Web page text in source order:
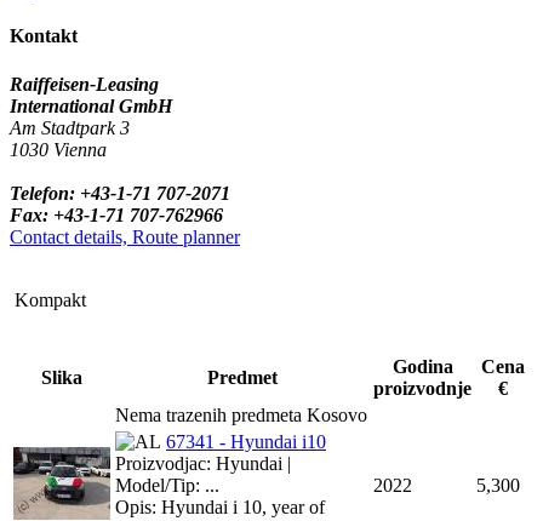
Kontakt
Raiffeisen-Leasing
International GmbH
Am Stadtpark 3
1030 Vienna
Telefon: +43-1-71 707-2071
Fax: +43-1-71 707-762966
Contact details, Route planner
Kompakt
Slika Predmet
Godina
proizvodnje
Cena
€
Nema trazenih predmeta Kosovo
67341 - Hyundai i10
Proizvodjac: Hyundai |
Model/Tip: ...
Opis: Hyundai i 10, year of
2022 5,300